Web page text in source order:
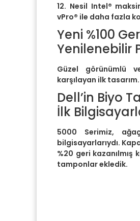
12. Nesil Intel®
vPro® ile daha fazla
Yeni %100
Yenilenebilir
Güzel görünümlü
karşılayan ilk tasarım.
Dell’in Biyo
İlk
5000 Serimiz,
bilgisayarlarıydı.
%20 geri
tamponlar ekledik.